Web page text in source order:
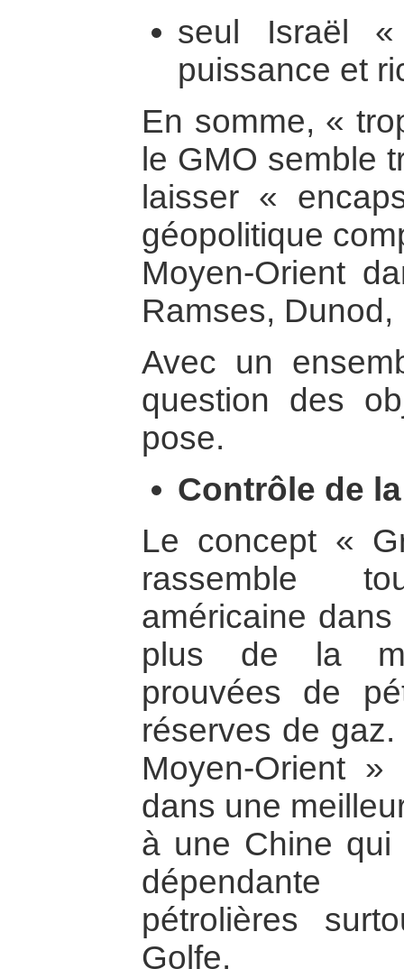
seul Israël
puissance et
En somme, «
le GMO semble
laisser «
géopolitique
Moyen-Orient
Ramses,
Avec un
question des
pose.
Contrôle de
Le concept «
rassemble
américaine
plus de la
prouvées de
réserves de
Moyen-Orient
dans une
à une Chine
dépendante
pétrolières
Golfe.